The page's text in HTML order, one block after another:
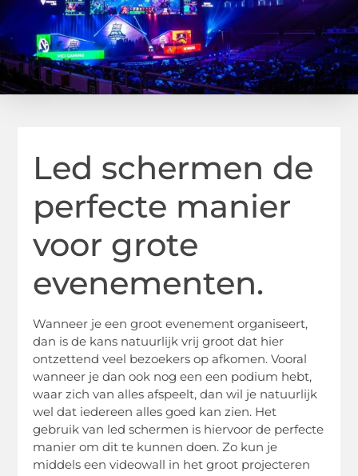
Led schermen de
perfecte manier
voor grote
evenementen.
Wanneer je een groot evenement organiseert,
dan is de kans natuurlijk vrij groot dat hier
ontzettend veel bezoekers op afkomen. Vooral
wanneer je dan ook nog een een podium hebt,
waar zich van alles afspeelt, dan wil je natuurlijk
wel dat iedereen alles goed kan zien. Het
gebruik van led schermen is hiervoor de perfecte
manier om dit te kunnen doen. Zo kun je
middels een videowall in het groot projecteren